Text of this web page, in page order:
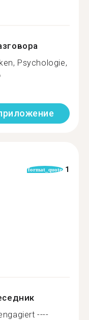
Psychologie,
format_quote 1
----